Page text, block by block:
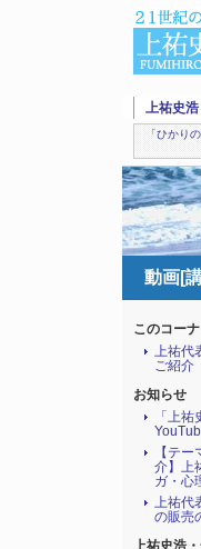
上祐史
「ひかり
動画[
このコー
上祐代
ご紹介
お知らせ
「上
【テ
介】上
ガ・心
上祐代
の販売